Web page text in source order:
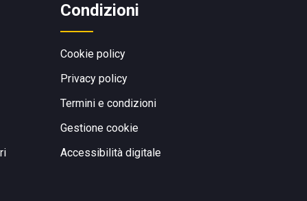
Condizioni
Cookie policy
Privacy policy
Termini e condizioni
Gestione cookie
Accessibilità digitale